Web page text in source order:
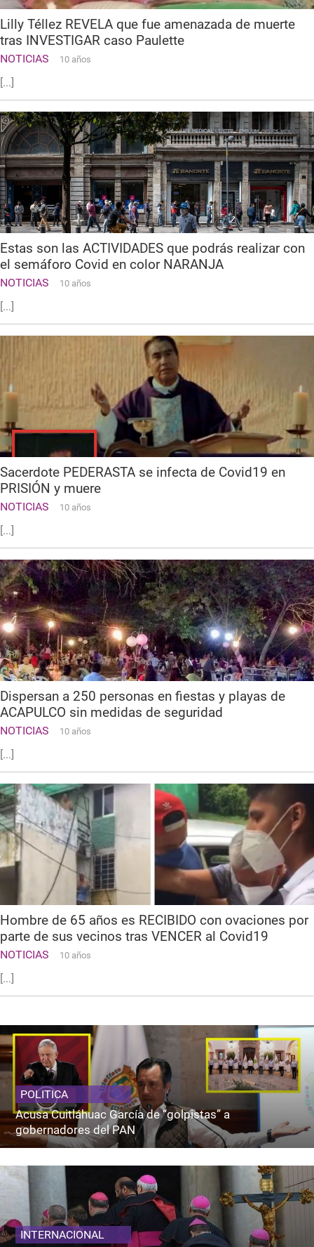
Lilly Téllez REVELA que fue amenazada de muerte
tras INVESTIGAR caso Paulette
NOTICIAS 10 años
[...]
Estas son las ACTIVIDADES que podrás realizar con
el semáforo Covid en color NARANJA
NOTICIAS 10 años
[...]
Sacerdote PEDERASTA se infecta de Covid19 en
PRISIÓN y muere
NOTICIAS 10 años
[...]
Dispersan a 250 personas en fiestas y playas de
ACAPULCO sin medidas de seguridad
NOTICIAS 10 años
[...]
Hombre de 65 años es RECIBIDO con ovaciones por
parte de sus vecinos tras VENCER al Covid19
NOTICIAS 10 años
[...]
POLITICA
Acusa Cuitláhuac García de “golpistas” a
gobernadores del PAN
INTERNACIONAL